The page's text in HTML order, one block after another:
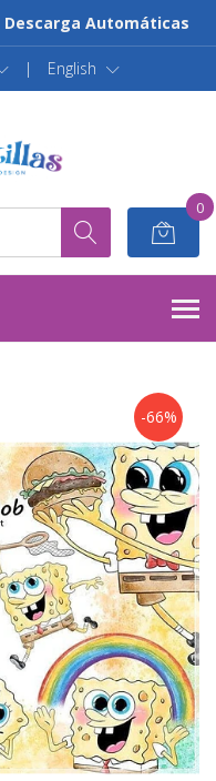
Descarga Automáticas
| English
0
-66%